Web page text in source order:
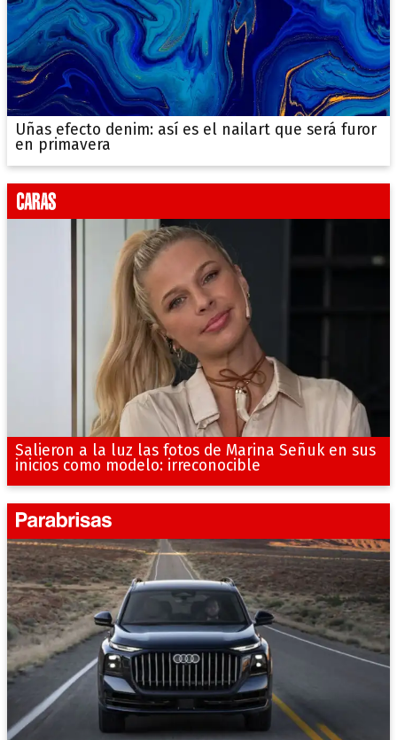
Uñas efecto denim: así es el nailart que será furor
en primavera
Salieron a la luz las fotos de Marina Señuk en sus
inicios como modelo: irreconocible